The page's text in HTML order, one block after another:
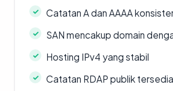
Catatan A dan AAAA
SAN mencakup domain
Hosting IPv4 yang stabil
Catatan RDAP publik tersedia